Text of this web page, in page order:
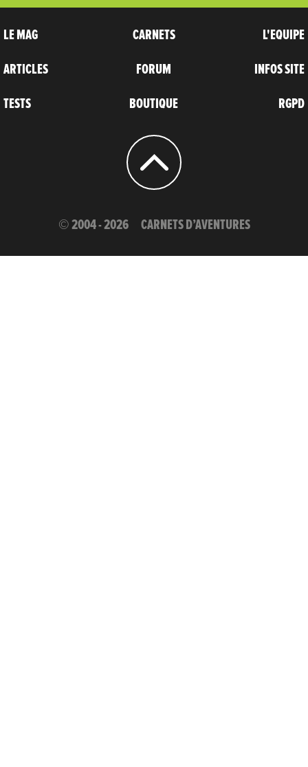
LE MAG
ARTICLES
TESTS
CARNETS
FORUM
BOUTIQUE
L'EQUIPE
INFOS SITE
RGPD
© 2004 - 2026 CARNETS D’AVENTURES